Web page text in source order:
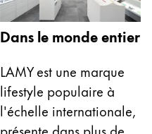
Dans le monde entier
LAMY est une marque
lifestyle populaire à
l'échelle internationale,